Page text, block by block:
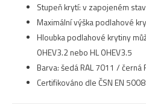
Stupeň krytí: v zapojeném
Maximální výška podlahové
Hloubka podlahové krytiny
OHEV3.2 nebo HL OHEV3.5
Barva: šedá RAL 7011 / černá
Certifikováno dle ČSN EN